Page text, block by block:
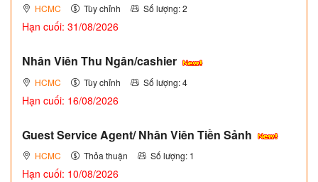
HCMC Tùy chỉnh Số lượng: 2
Hạn cuối: 31/08/2026
Nhân Viên Thu Ngân/cashier
HCMC Tùy chỉnh Số lượng: 4
Hạn cuối: 16/08/2026
Guest Service Agent/ Nhân Viên Tiền Sảnh
HCMC Thỏa thuận Số lượng: 1
Hạn cuối: 10/08/2026